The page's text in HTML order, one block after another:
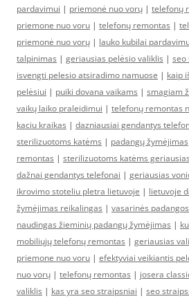
pardavimui | priemonė nuo vorų | telefonų
priemone nuo voru | telefonų remontas |
priemonė nuo vorų | lauko kubilai
talpinimas | geriausias pelėsio valiklis | seo
isvengti pelesio atsiradimo namuose | kaip
pelėsiui | puiki dovana vaikams | smagiam
vaikų laiko praleidimui | telefonų remontas
kaciu kraikas | dazniausiai gendantys
sterilizuotoms katėms | padangų žymėjimas
remontas | sterilizuotoms katėms geriausias
dažnai gendantys telefonai | geriausias
ikrovimo stoteliu pletra lietuvoje | lietuvoje
žymėjimas reikalingas | vasarinės
naudingas žieminių padangų žymėjimas |
mobiliųjų telefonų remontas | geriausias
priemone nuo voru | efektyviai veikiantis
nuo vorų | telefonų remontas | josera
valiklis | kas yra seo straipsniai | seo